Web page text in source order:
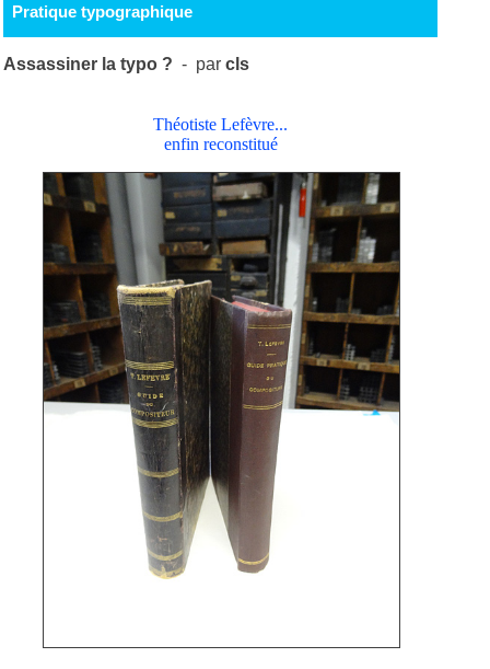
Pratique typographique
Assassiner la typo ? - parcls
Théotiste Lefèvre...
enfin reconstitué